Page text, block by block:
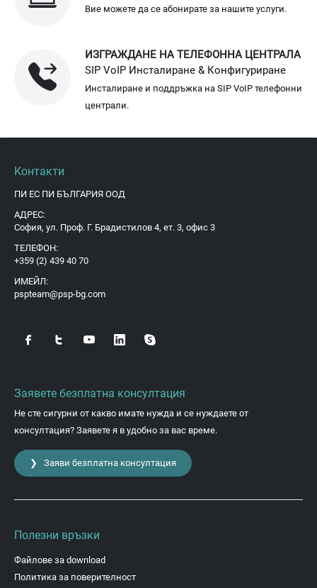
Вие можете да се абонирате за нашите услуги.
ИЗГРАЖДАНЕ НА ТЕЛЕФОННА ЦЕНТРАЛА
SIP VoIP Инсталиране & Конфигуриране
Инсталиране и поддръжка на SIP VoIP телефонни
централи.
Контакти
ПИ ЕС ПИ БЪЛГАРИЯ ООД
АДРЕС:
София, ул. Проф. Г. Брадистилов 4, ет. 3, офис 3
ТЕЛЕФОН:
+359 (2) 439 40 70
ИМЕЙЛ:
pspteam@psp-bg.com
Заявете безплатна консултация
Не сте сигурни от какво имате нужда и се нуждаете от
консултация? Заявете я в удобно за вас време.
❯ Заяви безплатна консултация
Полезни връзки
Файлове за download
Политика за поверителност